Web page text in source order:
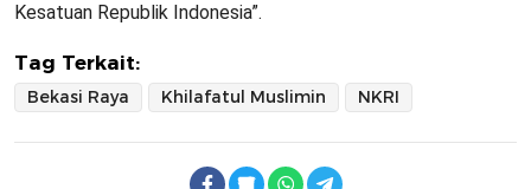
Kesatuan Republik Indonesia”.
Tag Terkait:
Bekasi Raya Khilafatul Muslimin NKRI